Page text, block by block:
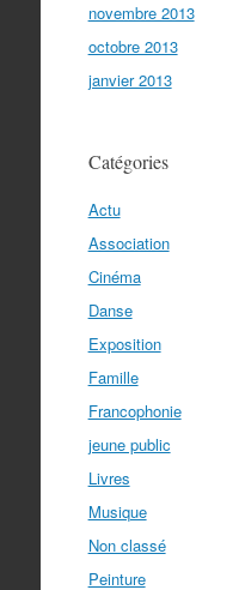
novembre 2013
octobre 2013
janvier 2013
Catégories
Actu
Association
Cinéma
Danse
Exposition
Famille
Francophonie
jeune public
Livres
Musique
Non classé
Peinture